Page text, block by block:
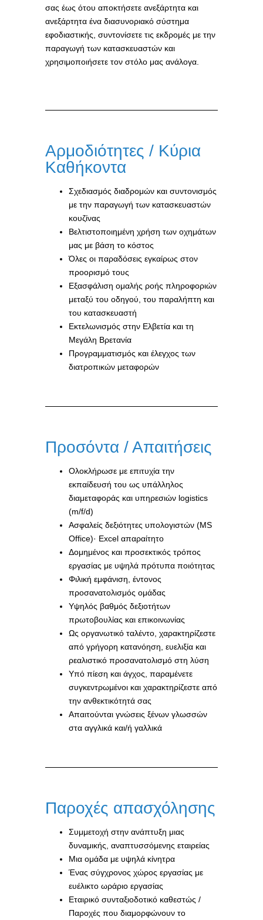
σας έως ότου αποκτήσετε ανεξάρτητα και
ανεξάρτητα ένα διασυνοριακό σύστημα
εφοδιαστικής, συντονίσετε τις εκδρομές με την
παραγωγή των κατασκευαστών και
χρησιμοποιήσετε τον στόλο μας ανάλογα.
Αρμοδιότητες / Κύρια
Καθήκοντα
Σχεδιασμός διαδρομών και συντονισμός
με την παραγωγή των κατασκευαστών
κουζίνας
Βελτιστοποιημένη χρήση των οχημάτων
μας με βάση το κόστος
Όλες οι παραδόσεις εγκαίρως στον
προορισμό τους
Εξασφάλιση ομαλής ροής πληροφοριών
μεταξύ του οδηγού, του παραλήπτη και
του κατασκευαστή
Εκτελωνισμός στην Ελβετία και τη
Μεγάλη Βρετανία
Προγραμματισμός και έλεγχος των
διατροπικών μεταφορών
Προσόντα / Απαιτήσεις
Ολοκλήρωσε με επιτυχία την
εκπαίδευσή του ως υπάλληλος
διαμεταφοράς και υπηρεσιών logistics
(m/f/d)
Ασφαλείς δεξιότητες υπολογιστών (MS
Office)· Excel απαραίτητο
Δομημένος και προσεκτικός τρόπος
εργασίας με υψηλά πρότυπα ποιότητας
Φιλική εμφάνιση, έντονος
προσανατολισμός ομάδας
Υψηλός βαθμός δεξιοτήτων
πρωτοβουλίας και επικοινωνίας
Ως οργανωτικό ταλέντο, χαρακτηρίζεστε
από γρήγορη κατανόηση, ευελιξία και
ρεαλιστικό προσανατολισμό στη λύση
Υπό πίεση και άγχος, παραμένετε
συγκεντρωμένοι και χαρακτηρίζεστε από
την ανθεκτικότητά σας
Απαιτούνται γνώσεις ξένων γλωσσών
στα αγγλικά και/ή γαλλικά
Παροχές απασχόλησης
Συμμετοχή στην ανάπτυξη μιας
δυναμικής, αναπτυσσόμενης εταιρείας
Μια ομάδα με υψηλά κίνητρα
Ένας σύγχρονος χώρος εργασίας με
ευέλικτο ωράριο εργασίας
Εταιρικό συνταξιοδοτικό καθεστώς /
Παροχές που διαμορφώνουν το